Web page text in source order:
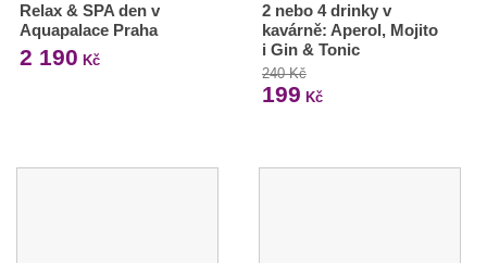
Relax & SPA den v
Aquapalace Praha
2 190 Kč
2 nebo 4 drinky v
kavárně: Aperol, Mojito
i Gin & Tonic
240 Kč
199 Kč